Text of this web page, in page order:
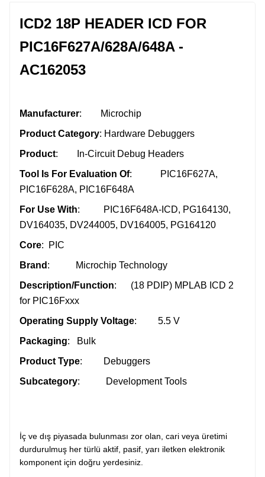
ICD2 18P HEADER ICD FOR
PIC16F627A/628A/648A -
AC162053
Manufacturer: Microchip
Product Category: Hardware Debuggers
Product: In-Circuit Debug Headers
Tool Is For Evaluation Of: PIC16F627A,
PIC16F628A, PIC16F648A
For Use With: PIC16F648A-ICD, PG164130,
DV164035, DV244005, DV164005, PG164120
Core: PIC
Brand : Microchip Technology
Description/Function: (18 PDIP) MPLAB ICD 2
for PIC16Fxxx
Operating Supply Voltage: 5.5 V
Packaging: Bulk
Product Type: Debuggers
Subcategory: Development Tools
İç ve dış piyasada bulunması zor olan, cari veya üretimi
durdurulmuş her türlü aktif, pasif, yarı iletken elektronik
komponent için doğru yerdesiniz.